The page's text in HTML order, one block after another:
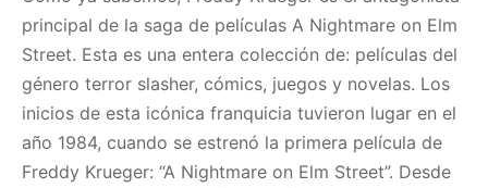
principal de la saga de películas A Nightmare on Elm
Street. Esta es una entera colección de: películas del
género terror slasher, cómics, juegos y novelas. Los
inicios de esta icónica franquicia tuvieron lugar en el
año 1984, cuando se estrenó la primera película de
Freddy Krueger: “A Nightmare on Elm Street”. Desde